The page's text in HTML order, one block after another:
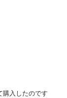
購入したのです